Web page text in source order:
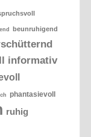
beunruhigend
informativ
phantasievoll
ruhig